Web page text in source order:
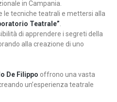
in Campania.
le tecniche teatrali e mettersi alla
Teatrale”
di apprendere i segreti della
alla creazione di uno
De Filippo offrono una vasta
un’esperienza teatrale